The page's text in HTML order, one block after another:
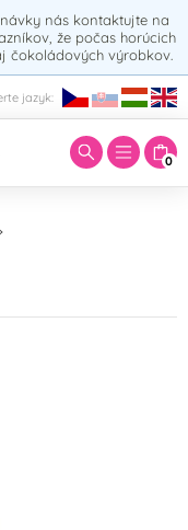
nás kontaktujte na
že počas horúcich
čokoládových výrobkov.
jazyk:
0